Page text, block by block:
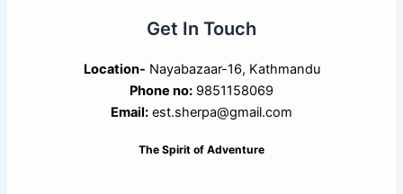
Get In Touch
Location- Nayabazaar-16, Kathmandu
Phone no: 9851158069
Email: est.sherpa@gmail.com
The Spirit of Adventure